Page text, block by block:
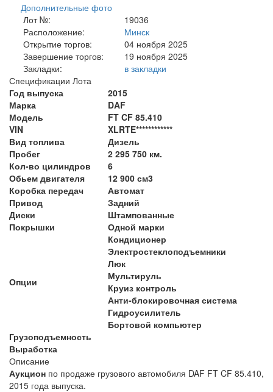
Дополнительные фото
Лот №:
19036
Расположение:
Минск
Открытие торгов:
04 ноября 2025
Завершение торгов:
19 ноября 2025
Закладки:
в закладки
Спецификации Лота
Год выпуска
2015
Марка
DAF
Модель
FT CF 85.410
VIN
XLRTE************
Вид топлива
Дизель
Пробег
2 295 750 км.
Кол-во цилиндров
6
Обьем двигателя
12 900 см3
Коробка передач
Автомат
Привод
Задний
Диски
Штампованные
Покрышки
Одной марки
Опции
Кондиционер
Электростеклоподъемники
Люк
Мультируль
Круиз контроль
Анти-блокировочная система
Гидроусилитель
Бортовой компьютер
Грузоподъемность
Выработка
Описание
Аукцион по продаже грузового автомобиля DAF FT CF 85.410,
2015 года выпуска.